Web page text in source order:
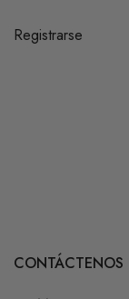
Registrarse
CONTÁCTENOS